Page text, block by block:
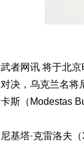
武者网讯 将于北
对决，乌克兰名将
卡斯（Modestas
尼基塔·克雷洛夫